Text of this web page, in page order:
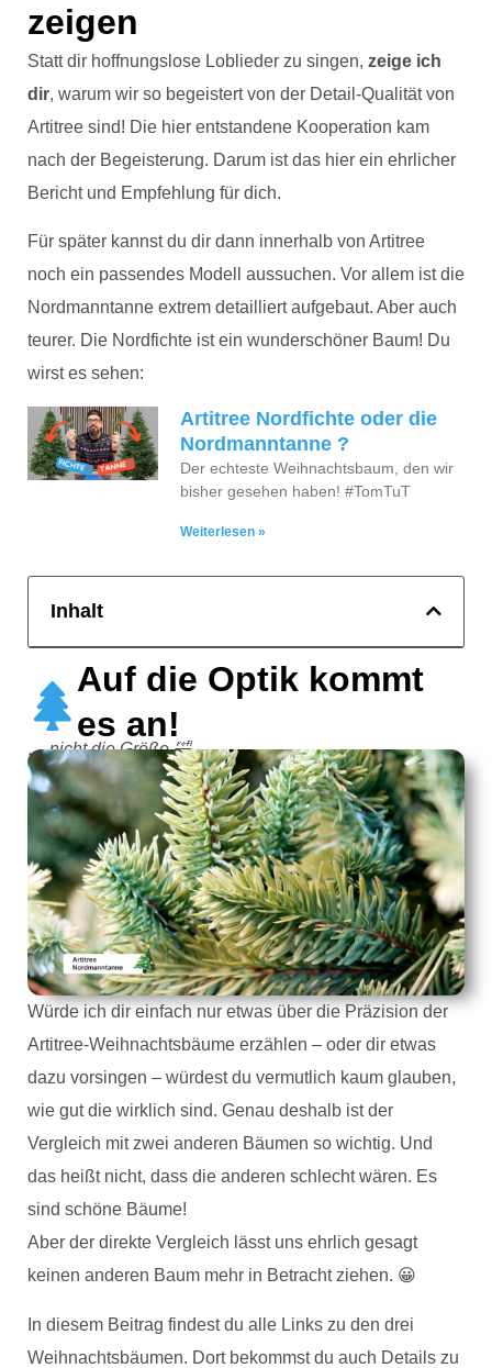
zeigen
Statt dir hoffnungslose Loblieder zu singen, zeige ich
dir, warum wir so begeistert von der Detail-Qualität von
Artitree sind! Die hier entstandene Kooperation kam
nach der Begeisterung. Darum ist das hier ein ehrlicher
Bericht und Empfehlung für dich.
Für später kannst du dir dann innerhalb von Artitree
noch ein passendes Modell aussuchen. Vor allem ist die
Nordmanntanne extrem detailliert aufgebaut. Aber auch
teurer. Die Nordfichte ist ein wunderschöner Baum! Du
wirst es sehen:
Artitree Nordfichte oder die
Nordmanntanne ?
Der echteste Weihnachtsbaum, den wir
bisher gesehen haben! #TomTuT
Weiterlesen »
Inhalt
Auf die Optik kommt
es an!
… nicht die Größe 🤣
Würde ich dir einfach nur etwas über die Präzision der
Artitree-Weihnachtsbäume erzählen – oder dir etwas
dazu vorsingen – würdest du vermutlich kaum glauben,
wie gut die wirklich sind. Genau deshalb ist der
Vergleich mit zwei anderen Bäumen so wichtig. Und
das heißt nicht, dass die anderen schlecht wären. Es
sind schöne Bäume!
Aber der direkte Vergleich lässt uns ehrlich gesagt
keinen anderen Baum mehr in Betracht ziehen. 😀
In diesem Beitrag findest du alle Links zu den drei
Weihnachtsbäumen. Dort bekommst du auch Details zu